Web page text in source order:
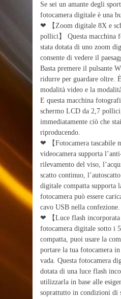
Se sei un amante degli
fotocamera digitale è una
❤ 【Zoom digitale 8X e
pollici】 Questa macchina
stata dotata di uno zoom
consente di vedere il
Basta premere il pulsante
ridurre per guardare oltre.
modalità video e la
E questa macchina
schermo LCD da 2,7
immediatamente ciò che
riproducendo.
❤ 【Fotocamera tascabile
videocamera supporta
rilevamento del viso,
scatto continuo,
digitale compatta supporta
fotocamera può essere
cavo USB nella confezione.
❤ 【Luce flash incorporata
fotocamera digitale sotto i
compatta, puoi usare la
portare la tua fotocamera
vada. Questa fotocamera
dotata di una luce flash
utilizzarla in base alle
soprattutto in condizioni di